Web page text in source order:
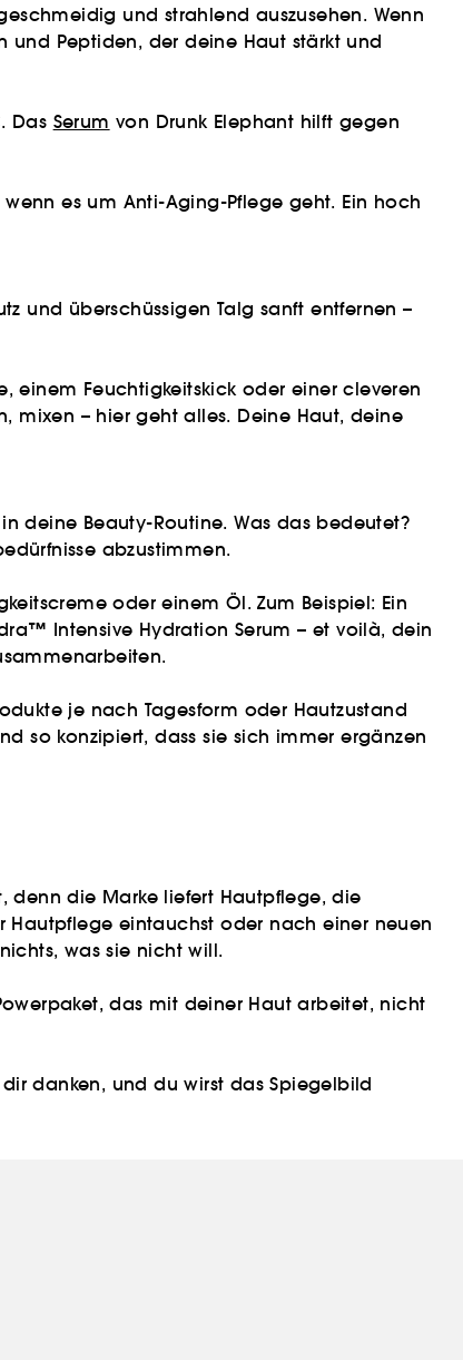
und strahlend auszusehen. Wenn
Peptiden, der deine Haut stärkt und
Das Serum von Drunk Elephant hilft gegen
es um Anti-Aging-Pflege geht. Ein hoch
und überschüssigen Talg sanft entfernen –
einem Feuchtigkeitskick oder einer cleveren
mixen – hier geht alles. Deine Haut, deine
deine Beauty-Routine. Was das bedeutet?
abzustimmen.
oder einem Öl. Zum Beispiel: Ein
Intensive Hydration Serum – et voilà, dein
je nach Tagesform oder Hautzustand
so konzipiert, dass sie sich immer ergänzen
denn die Marke liefert Hautpflege, die
Hautpflege eintauchst oder nach einer neuen
was sie nicht will.
das mit deiner Haut arbeitet, nicht
danken, und du wirst das Spiegelbild